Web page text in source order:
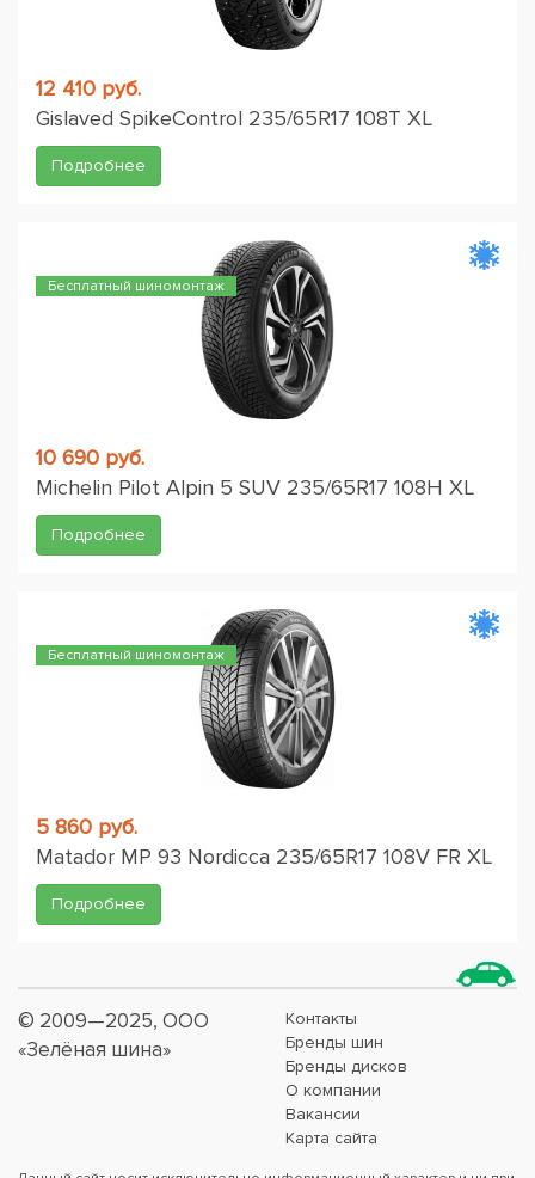
12 410 руб.
Gislaved SpikeControl 235/65R17 108T XL
Подробнее
Бесплатный шиномонтаж
10 690 руб.
Michelin Pilot Alpin 5 SUV 235/65R17 108H XL
Подробнее
Бесплатный шиномонтаж
5 860 руб.
Matador MP 93 Nordicca 235/65R17 108V FR XL
Подробнее
© 2009—2025, ООО
«Зелёная шина»
Контакты
Бренды шин
Бренды дисков
О компании
Вакансии
Карта сайта